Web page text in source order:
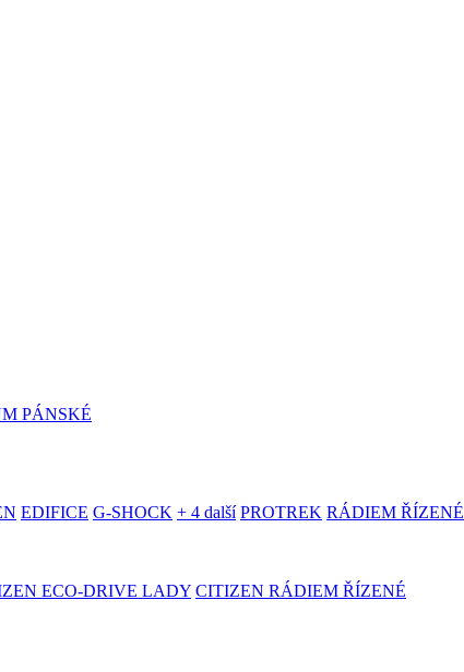
PÁNSKÉ
EDIFICE G-SHOCK + 4 další PROTREK RÁDIEM ŘÍZENÉ
ECO-DRIVE LADY CITIZEN RÁDIEM ŘÍZENÉ